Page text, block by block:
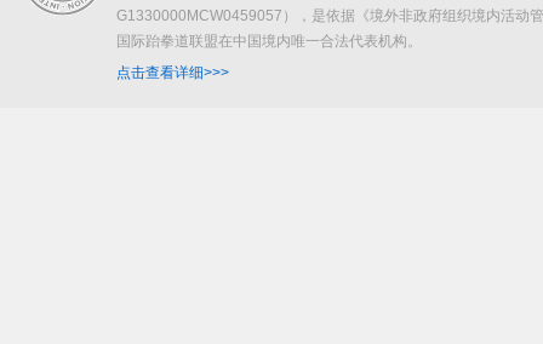
G1330000MCW0459057），是依据《境外非政府组织境内活动
国际跆拳道联盟在中国境内唯一合法代表机构。
点击查看详细>>>